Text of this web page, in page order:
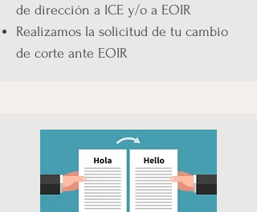
de dirección a ICE y/o a EOIR
Realizamos la solicitud de tu cambio
de corte ante EOIR